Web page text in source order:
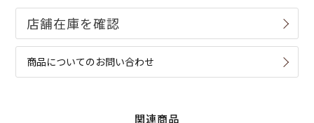
商品についてのお問い合わせ
関連商品